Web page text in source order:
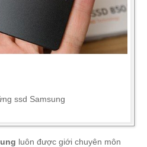
ssd Samsung
luôn được giới chuyên môn